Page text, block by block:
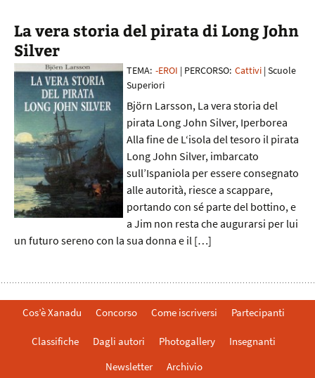
La vera storia del pirata di Long John
Silver
TEMA: -EROI | PERCORSO: Cattivi | Scuole
Superiori
Björn Larsson, La vera storia del
pirata Long John Silver, Iperborea
Alla fine de L‘isola del tesoro il pirata
Long John Silver, imbarcato
sull’Ispaniola per essere consegnato
alle autorità, riesce a scappare,
portando con sé parte del bottino, e
a Jim non resta che augurarsi per lui
un futuro sereno con la sua donna e il […]
Cos’è Xanadu Concorso Come iscriversi Partecipanti
Classifiche Dagli autori Photogallery
Insegnanti
Newsletter
Archivio